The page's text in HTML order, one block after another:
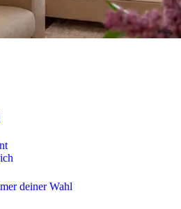
deiner Wahl